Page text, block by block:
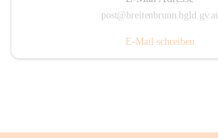
post@breitenbrunn.bgld.gv.at
E-Mail schreiben